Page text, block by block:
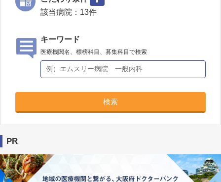
該当病院： 13件
キーワード
医療機関名、標榜科目、募集科目で検索
検索
PR